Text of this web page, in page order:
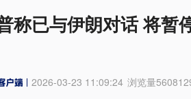
称已与伊朗对话 将暂
2026-03-23 11:09:24 浏览量